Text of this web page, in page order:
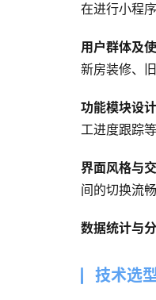
在进行小程
用户群体及使
新房装修、
功能模块设计
工进度跟踪等
界面风格与交
间的切换流畅
数据统计与分
技术选